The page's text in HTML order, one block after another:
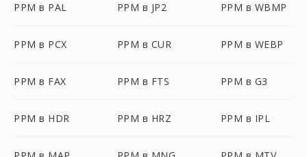
PPM в PAL PPM в JP2 PPM в WBMP
PPM в PCX PPM в CUR PPM в WEBP
PPM в FAX PPM в FTS PPM в G3
PPM в HDR PPM в HRZ PPM в IPL